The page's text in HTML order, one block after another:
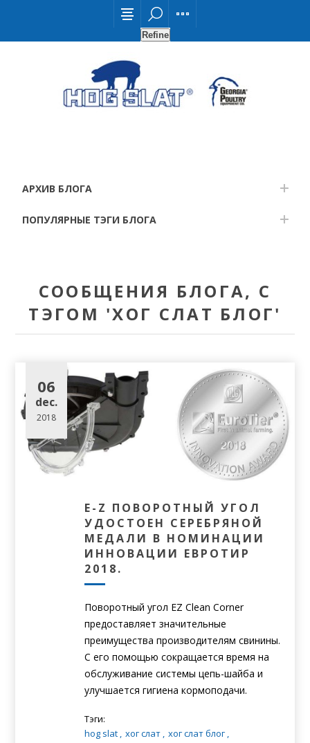
Refine
СООБЩЕНИЯ БЛОГА, С
ТЭГОМ 'ХОГ СЛАТ БЛОГ'
E-Z ПОВОРОТНЫЙ УГОЛ
УДОСТОЕН СЕРЕБРЯНОЙ
МЕДАЛИ В НОМИНАЦИИ
ИННОВАЦИИ ЕВРОТИР
2018.
06
dec.
2018
Поворотный угол EZ Clean Corner
предоставляет значительные
преимущества производителям свинины.
С его помощью сокращается время на
обслуживание системы цепь-шайба и
улучшается гигиена кормоподачи.
Тэги:
hog slat , хог слат , хог слат блог ,
АРХИВ БЛОГА
ПОПУЛЯРНЫЕ ТЭГИ БЛОГА